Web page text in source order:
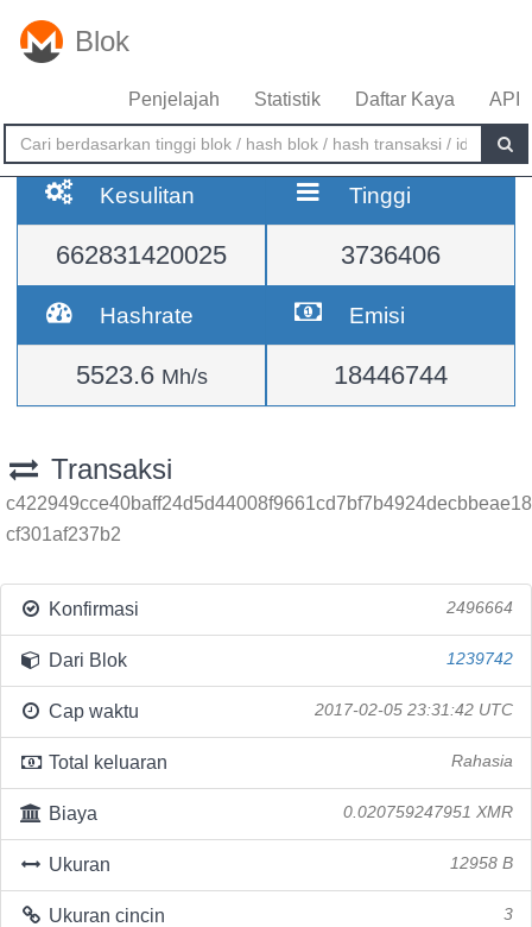
Blok
Penjelajah Statistik Daftar Kaya API
Kesulitan
662831420025
Tinggi
3736406
Hashrate
5523.6 Mh/s
Emisi
18446744
Transaksi
c422949cce40baff24d5d44008f9661cd7bf7b4924decbbeae18
cf301af237b2
Konfirmasi 2496664
Dari Blok 1239742
Cap waktu 2017-02-05 23:31:42 UTC
Total keluaran Rahasia
Biaya 0.020759247951 XMR
Ukuran 12958 B
Ukuran cincin 3